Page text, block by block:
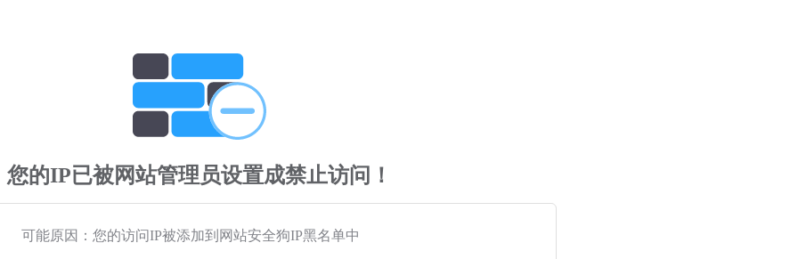
您的IP已被网站管理员设置成禁止访问！
可能原因：您的访问IP被添加到网站安全狗IP黑名单中